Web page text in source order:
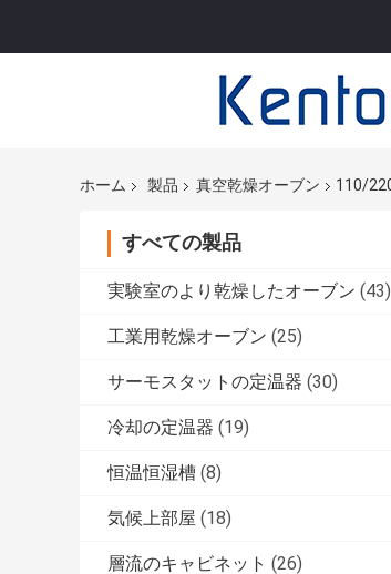
ホーム 製品 真空乾燥オーブン 110/
すべての製品
実験室のより乾燥したオーブン (43)
工業用乾燥オーブン (25)
サーモスタットの定温器 (30)
冷却の定温器 (19)
恒温恒湿槽 (8)
気候上部屋 (18)
層流のキャビネット (26)